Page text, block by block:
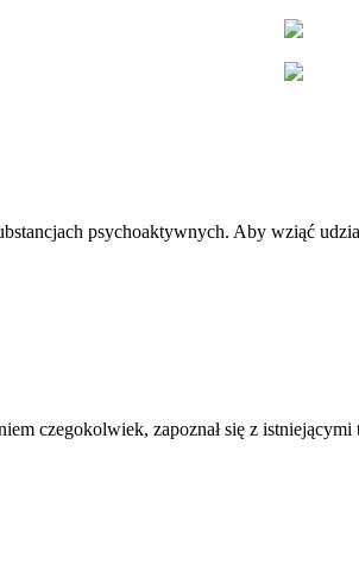
psychoaktywnych. Aby wziąć
czegokolwiek, zapoznał się z